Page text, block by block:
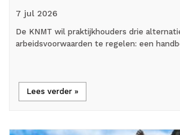
7 jul 2026
De KNMT wil praktijkhouders drie
arbeidsvoorwaarden te regelen: een
Lees verder »